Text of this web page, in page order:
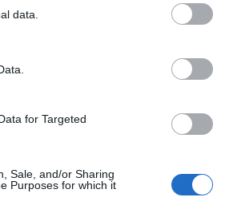
data.
for Targeted
Sale, and/or Sharing
Purposes for which it